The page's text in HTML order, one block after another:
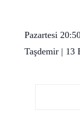
Pazartesi
Taşdemir | 13